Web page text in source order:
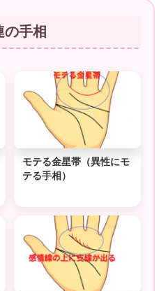
の手相
モテる金星帯（異性にモ
テる手相）